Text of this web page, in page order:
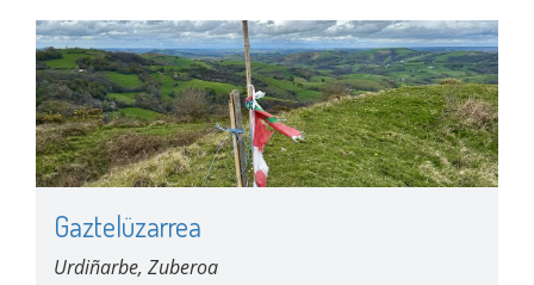
Gaztelüzarrea
Urdiñarbe, Zuberoa